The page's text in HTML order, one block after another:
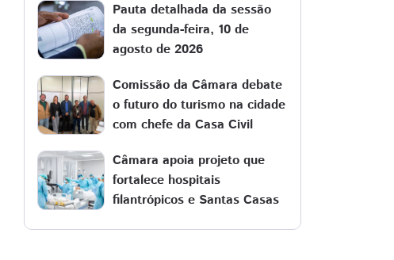
Pauta detalhada da sessão
da segunda-feira, 10 de
agosto de 2026
Comissão da Câmara debate
o futuro do turismo na cidade
com chefe da Casa Civil
Câmara apoia projeto que
fortalece hospitais
filantrópicos e Santas Casas